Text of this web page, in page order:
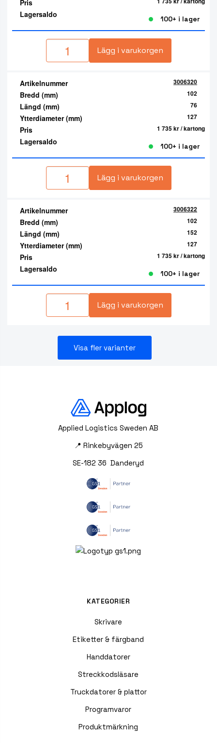
Pris
Lagersaldo 100+ i lager
Lägg i varukorgen
Artikelnummer 3006320
Bredd (mm) 102
Längd (mm) 76
Ytterdiameter (mm) 127
Pris 1 735 kr/ kartong
Lagersaldo 100+ i lager
Lägg i varukorgen
Artikelnummer 3006322
Bredd (mm) 102
Längd (mm) 152
Ytterdiameter (mm) 127
Pris 1 735 kr/ kartong
Lagersaldo 100+ i lager
Lägg i varukorgen
Visa fler varianter
Applied Logistics Sweden AB
📍 Rinkebyvägen 25
SE-182 36 Danderyd
KATEGORIER
Skrivare
Etiketter & färgband
Handdatorer
Streckkodsläsare
Truckdatorer & plattor
Programvaror
Produktmärkning